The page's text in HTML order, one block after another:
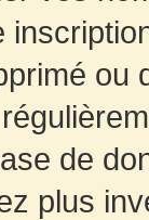
de
plus